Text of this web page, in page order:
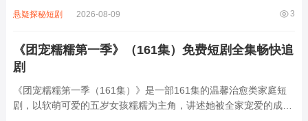
暗中化解林晚晴的职场危机，一边用笨拙却真诚的方式重新走进她
3
悬疑探秘短剧 2026-08-09
《团宠糯糯第一季》（161集）免费短剧全集畅快追
剧
《团宠糯糯第一季（161集）》是一部161集的温馨治愈类家庭短
剧，以软萌可爱的五岁女孩糯糯为主角，讲述她被全家宠爱的成长